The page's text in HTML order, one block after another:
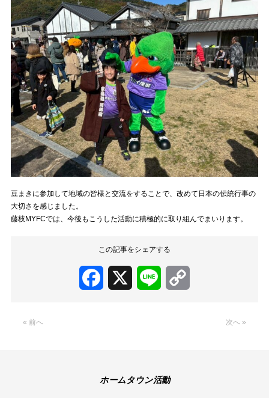
豆まきに参加して地域の皆様と交流をすることで、改めて日本の伝統行事の
大切さを感じました。
藤枝MYFCでは、今後もこうした活動に積極的に取り組んでまいります。
この記事をシェアする
Facebook Line
« 前へ 次へ »
ホームタウン活動